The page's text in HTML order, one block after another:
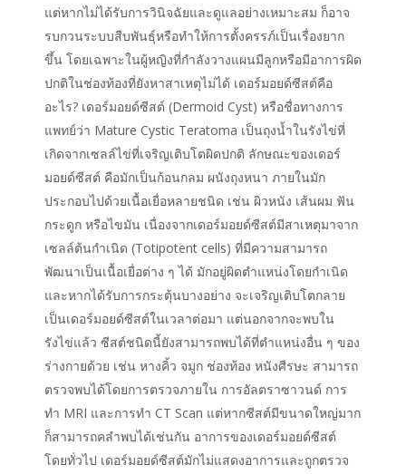
แต่หากไม่ได้รับการวินิจฉัยและดูแลอย่างเหมาะสม ก็อาจ
รบกวนระบบสืบพันธุ์หรือทำให้การตั้งครรภ์เป็นเรื่องยาก
ขึ้น โดยเฉพาะในผู้หญิงที่กำลังวางแผนมีลูกหรือมีอาการผิด
ปกติในช่องท้องที่ยังหาสาเหตุไม่ได้ เดอร์มอยด์ซีสต์คือ
อะไร? เดอร์มอยด์ซีสต์ (Dermoid Cyst) หรือชื่อทางการ
แพทย์ว่า Mature Cystic Teratoma เป็นถุงน้ำในรังไข่ที่
เกิดจากเซลล์ไข่ที่เจริญเติบโตผิดปกติ ลักษณะของเดอร์
มอยด์ซีสต์ คือมักเป็นก้อนกลม ผนังถุงหนา ภายในมัก
ประกอบไปด้วยเนื้อเยื่อหลายชนิด เช่น ผิวหนัง เส้นผม ฟัน
กระดูก หรือไขมัน เนื่องจากเดอร์มอยด์ซีสต์มีสาเหตุมาจาก
เซลล์ต้นกำเนิด (Totipotent cells) ที่มีความสามารถ
พัฒนาเป็นเนื้อเยื่อต่าง ๆ ได้ มักอยู่ผิดตำแหน่งโดยกำเนิด
และหากได้รับการกระตุ้นบางอย่าง จะเจริญเติบโตกลาย
เป็นเดอร์มอยด์ซีสต์ในเวลาต่อมา แต่นอกจากจะพบใน
รังไข่แล้ว ซีสต์ชนิดนี้ยังสามารถพบได้ที่ตำแหน่งอื่น ๆ ของ
ร่างกายด้วย เช่น หางคิ้ว จมูก ช่องท้อง หนังศีรษะ สามารถ
ตรวจพบได้โดยการตรวจภายใน การอัลตราซาวนด์ การ
ทำ MRI และการทำ CT Scan แต่หากซีสต์มีขนาดใหญ่มาก
ก็สามารถคลำพบได้เช่นกัน อาการของเดอร์มอยด์ซีสต์
โดยทั่วไป เดอร์มอยด์ซีสต์มักไม่แสดงอาการและถูกตรวจ